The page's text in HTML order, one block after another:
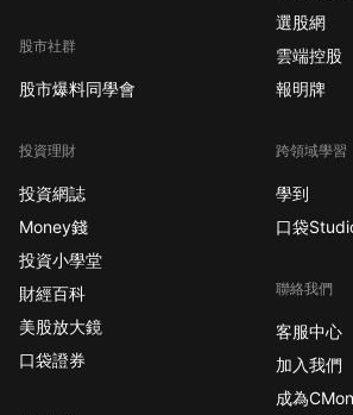
股市社群
股市爆料同學會
投資理財
投資網誌
Money錢
投資小學堂
財經百科
美股放大鏡
口袋證券
選股網
雲端控股
報明牌
跨領域學習
學到
口袋
聯絡我們
客服中心
加入我們
成為